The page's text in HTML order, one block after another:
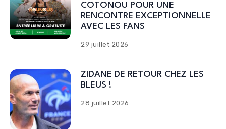
COTONOU POUR UNE
RENCONTRE EXCEPTIONNELLE
AVEC LES FANS
29 juillet 2026
ZIDANE DE RETOUR CHEZ LES
BLEUS !
28 juillet 2026